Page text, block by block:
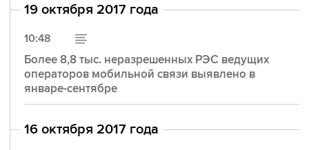
19 октября 2017 года
10:48
Более 8,8 тыс. неразрешенных РЭС ведущих
операторов мобильной связи выявлено в
январе-сентябре
16 октября 2017 года